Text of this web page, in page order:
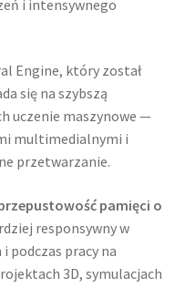
i intensywnego
Engine, który został
się na szybszą
uczenie maszynowe —
multimedialnymi i
przetwarzanie.
pamięci o
responsywny w
podczas pracy na
3D, symulacjach